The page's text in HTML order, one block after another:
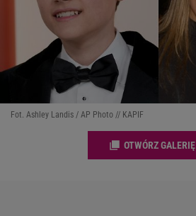
Fot. Ashley Landis / AP Photo // KAPIF
OTWÓRZ GALERIĘ